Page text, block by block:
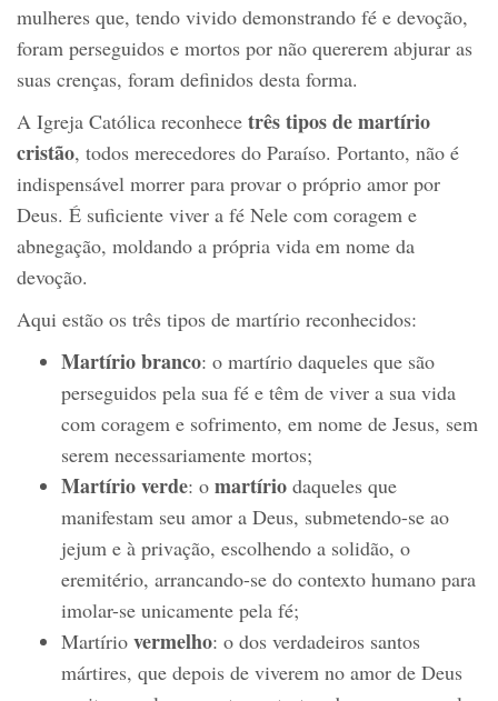
mulheres que, tendo vivido demonstrando fé e devoção,
foram perseguidos e mortos por não quererem abjurar as
suas crenças, foram definidos desta forma.
A Igreja Católica reconhece três tipos de martírio
cristão, todos merecedores do Paraíso. Portanto, não é
indispensável morrer para provar o próprio amor por
Deus. É suficiente viver a fé Nele com coragem e
abnegação, moldando a própria vida em nome da
devoção.
Aqui estão os três tipos de martírio reconhecidos:
Martírio branco: o martírio daqueles que são
perseguidos pela sua fé e têm de viver a sua vida
com coragem e sofrimento, em nome de Jesus, sem
serem necessariamente mortos;
Martírio verde: o martírio daqueles que
manifestam seu amor a Deus, submetendo-se ao
jejum e à privação, escolhendo a solidão, o
eremitério, arrancando-se do contexto humano para
imolar-se unicamente pela fé;
Martírio vermelho: o dos verdadeiros santos
mártires, que depois de viverem no amor de Deus